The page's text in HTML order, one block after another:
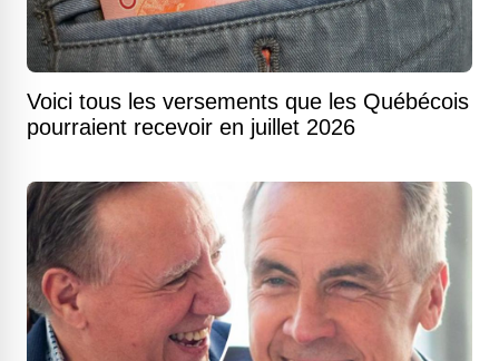
Voici tous les versements que les Québécois
pourraient recevoir en juillet 2026